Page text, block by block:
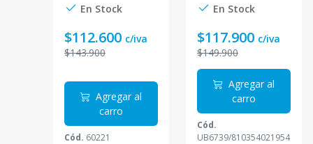
En Stock
$112.600 c/iva
$143.900
Agregar al
carro
Cód. 60221
En Stock
$117.900 c/iva
$149.900
Agregar al
carro
Cód.
UB6739/810354021954